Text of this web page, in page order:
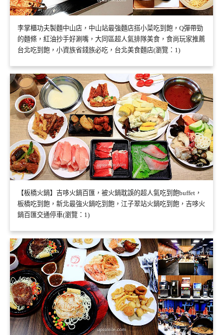
李掌櫃功夫製麵中山店，中山站最強麵店搭小菜吃到飽，Q彈帶勁
的麵條，紅油抄手好涮嘴，大同區超人氣排隊美食，食尚玩家推薦
台北吃到飽，小資族省錢族必吃，台北美食麵店(瀏覽：1)
【板橋火鍋】吉哆火鍋百匯，被火鍋耽誤的超人氣吃到飽buffet，
板橋吃到飽，新北最強火鍋吃到飽，江子翠站火鍋吃到飽，吉哆火
鍋百匯交通停車(瀏覽：1)